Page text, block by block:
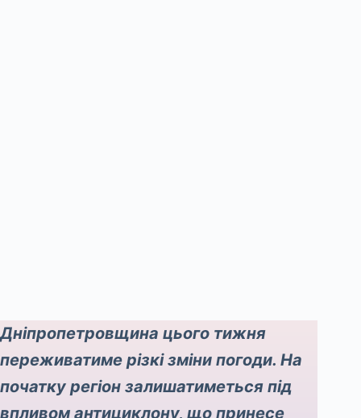
Дніпропетровщина цього тижня
переживатиме різкі зміни погоди. На
початку регіон залишатиметься під
впливом антициклону, що принесе